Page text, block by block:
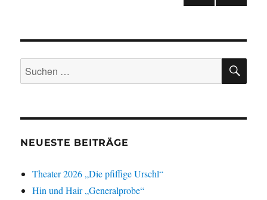
Beiträge
SEIT
E
E
Suchen
nach:
NEUESTE BEITRÄGE
Theater 2026 „Die pfiffige Urschl“
Hin und Hair „Generalprobe“